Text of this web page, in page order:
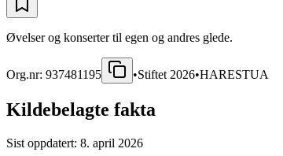
Øvelser og konserter til egen og andres glede.
Org.nr: 937481195 •Stiftet 2026•HARESTUA
Kildebelagte fakta
Sist oppdatert: 8. april 2026